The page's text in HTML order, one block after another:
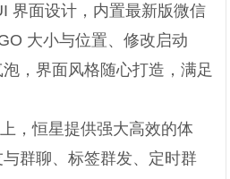
界面设计，内置最新版微信
大小与位置、修改启动
，界面风格随心打造，满足
，恒星提供强大高效的体
群聊、标签群发、定时群